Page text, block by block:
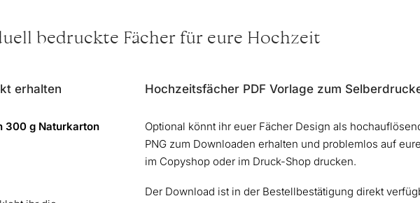
bedruckte Fächer für eure Hochzeit
erhalten
300 g Naturkarton
Hochzeitsfächer PDF Vorlage zum
Optional könnt ihr euer Fächer Design als
PNG zum Downloaden erhalten und problemlos auf
im Copyshop oder im Druck-Shop drucken.
Der Download ist in der Bestellbestätigung direkt